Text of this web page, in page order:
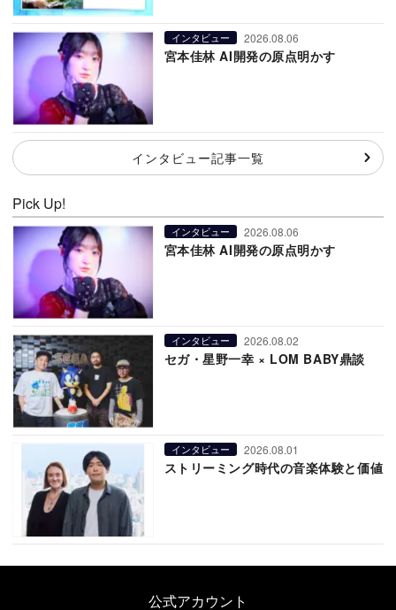
インタビュー 2026.08.06
宮本佳林 AI開発の原点明かす
インタビュー記事一覧
Pick Up!
インタビュー 2026.08.06
宮本佳林 AI開発の原点明かす
インタビュー 2026.08.02
セガ・星野一幸 × LOM BABY鼎談
インタビュー 2026.08.01
ストリーミング時代の音楽体験と価値
公式アカウント